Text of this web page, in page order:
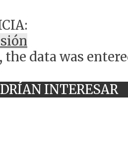
the data was
INTERESAR